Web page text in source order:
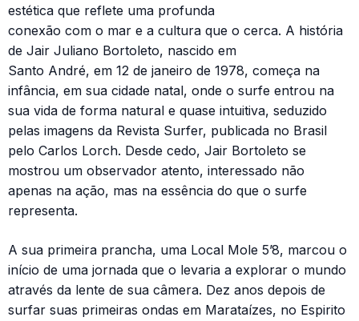
estética que reflete uma profunda
conexão com o mar e a cultura que o cerca. A história
de Jair Juliano Bortoleto, nascido em
Santo André, em 12 de janeiro de 1978, começa na
infância, em sua cidade natal, onde o surfe entrou na
sua vida de forma natural e quase intuitiva, seduzido
pelas imagens da Revista Surfer, publicada no Brasil
pelo Carlos Lorch. Desde cedo, Jair Bortoleto se
mostrou um observador atento, interessado não
apenas na ação, mas na essência do que o surfe
representa.
A sua primeira prancha, uma Local Mole 5’8, marcou o
início de uma jornada que o levaria a explorar o mundo
através da lente de sua câmera. Dez anos depois de
surfar suas primeiras ondas em Marataízes, no Espirito